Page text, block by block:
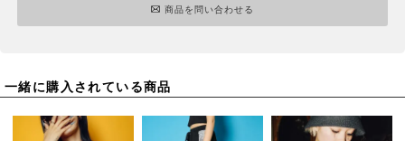
商品を問い合わせる
一緒に購入されている商品